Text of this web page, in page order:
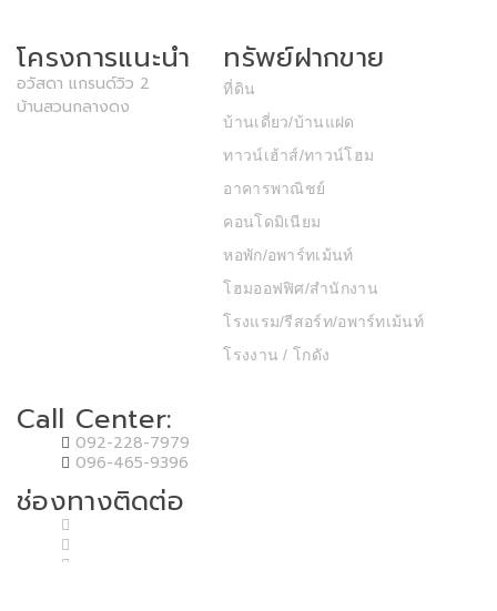
โครงการแนะนำ
อวัสดา แกรนด์วิว 2
บ้านสวนกลางดง
ทรัพย์ฝากขาย
ที่ดิน
บ้านเดี่ยว/บ้านแฝด
ทาวน์เฮ้าส์/ทาวน์โฮม
อาคารพาณิชย์
คอนโดมิเนียม
หอพัก/อพาร์ทเม้นท์
โฮมออฟฟิศ/สำนักงาน
โรงแรม/รีสอร์ท/อพาร์ทเม้นท์
โรงงาน / โกดัง
Call Center:
092-228-7979
096-465-9396
ช่องทางติดต่อ